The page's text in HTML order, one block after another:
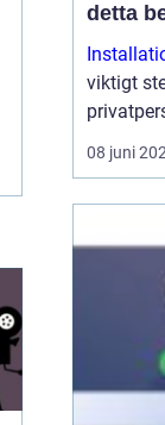
detta
veta
viktigt
företag
stabilt
tekniker
08 juni